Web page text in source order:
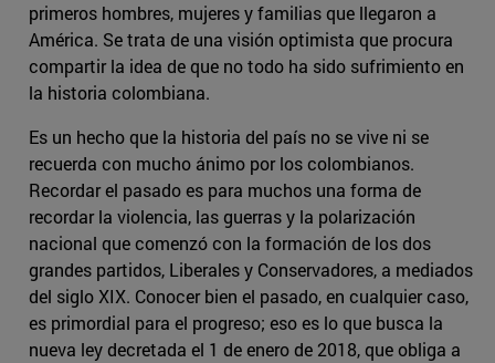
primeros hombres, mujeres y familias que llegaron a
América. Se trata de una visión optimista que procura
compartir la idea de que no todo ha sido sufrimiento en
la historia colombiana.
Es un hecho que la historia del país no se vive ni se
recuerda con mucho ánimo por los colombianos.
Recordar el pasado es para muchos una forma de
recordar la violencia, las guerras y la polarización
nacional que comenzó con la formación de los dos
grandes partidos, Liberales y Conservadores, a mediados
del siglo XIX. Conocer bien el pasado, en cualquier caso,
es primordial para el progreso; eso es lo que busca la
nueva ley decretada el 1 de enero de 2018, que obliga a